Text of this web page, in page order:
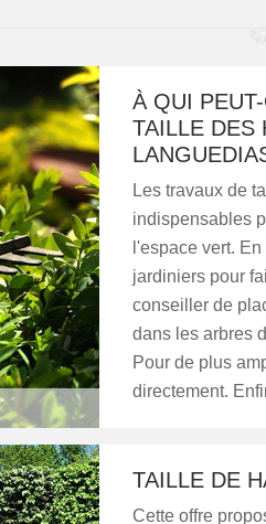
À QUI
TAILLE DES
Les travaux de
indispensables
l'espace vert.
jardiniers pour
conseiller de
dans les arbres
Pour de plus
directement.
TAILLE DE
Cette offre